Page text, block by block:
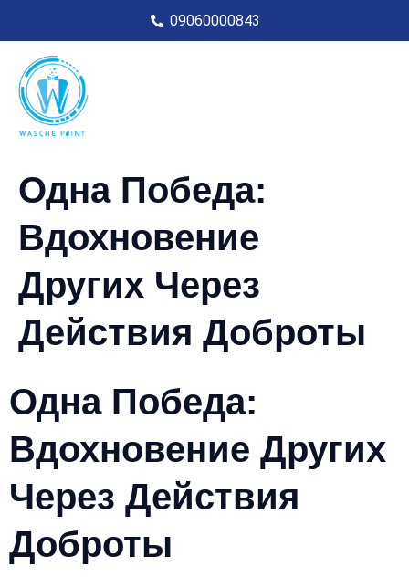
09060000843
Одна Победа:
Вдохновение
Других Через
Действия Доброты
Одна Победа:
Вдохновение Других
Через Действия
Доброты